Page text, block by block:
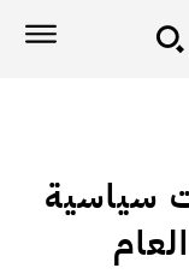
سياسية